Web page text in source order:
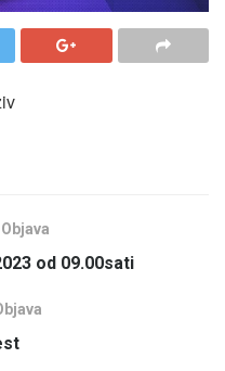
od 09.00sati